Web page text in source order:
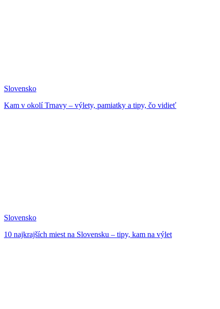
Slovensko
Kam v okolí Trnavy – výlety, pamiatky a tipy, čo vidieť
Slovensko
10 najkrajších miest na Slovensku – tipy, kam na výlet